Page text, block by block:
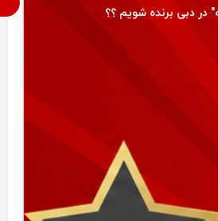
در دبی برنده شویم ؟؟